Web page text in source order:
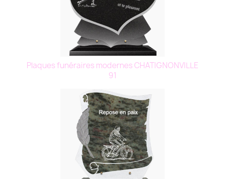
Plaques funéraires modernes CHATIGNONVILLE
91